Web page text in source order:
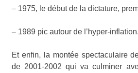
– 1975, le début de la dictature,
– 1989 pic autour de l’hyper-inflation.
Et enfin, la montée spectaculaire
de 2001-2002 qui va culminer